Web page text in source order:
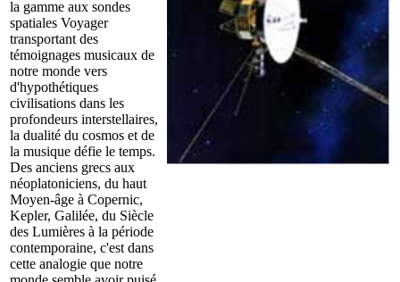
la gamme aux sondes
spatiales Voyager
transportant des
témoignages musicaux de
notre monde vers
d'hypothétiques
civilisations dans les
profondeurs interstellaires,
la dualité du cosmos et de
la musique défie le temps.
Des anciens grecs aux
néoplatoniciens, du haut
Moyen-âge à Copernic,
Kepler, Galilée, du Siècle
des Lumières à la période
contemporaine, c'est dans
cette analogie que notre